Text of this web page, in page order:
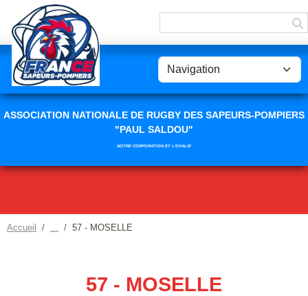
ASSOCIATION NATIONALE DE RUGBY DES SAPEURS-POMPIERS
"PAUL SALDOU"
NOTRE CORPORATION ET L'OVALIE
Accueil 57 - MOSELLE
57 - MOSELLE
Panneau de gestion des cookies